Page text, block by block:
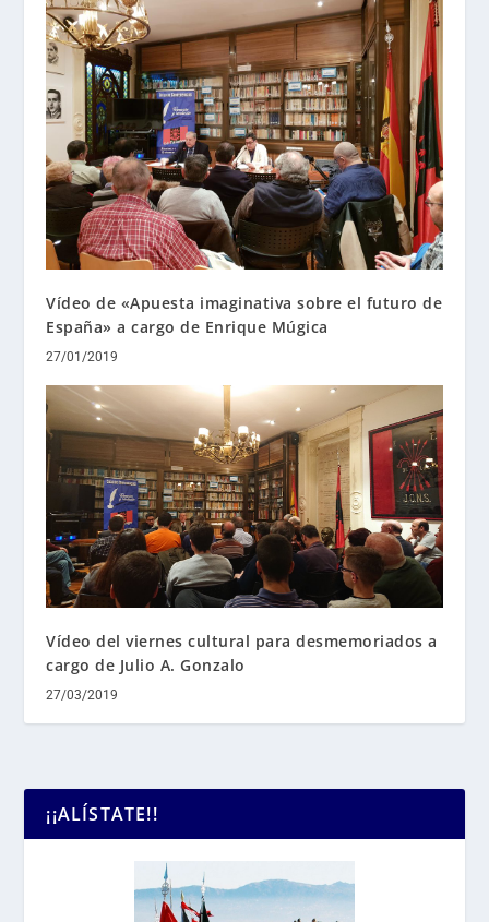
Vídeo de «Apuesta imaginativa sobre el futuro de
España» a cargo de Enrique Múgica
27/01/2019
Vídeo del viernes cultural para desmemoriados a
cargo de Julio A. Gonzalo
27/03/2019
¡¡ALÍSTATE!!